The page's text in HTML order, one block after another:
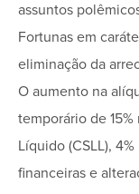
assuntos
Fortunas em
eliminação da
O aumento na
temporário de
Líquido (CSLL),
financeiras e